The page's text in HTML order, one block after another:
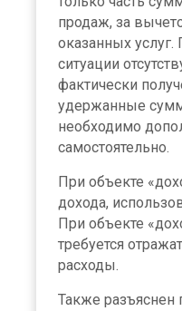
продаж, за
оказанных услуг.
ситуации
фактически
удержанные
необходимо
самостоятельно.
При объекте
дохода,
При объекте
требуется
расходы.
Также разъяснен